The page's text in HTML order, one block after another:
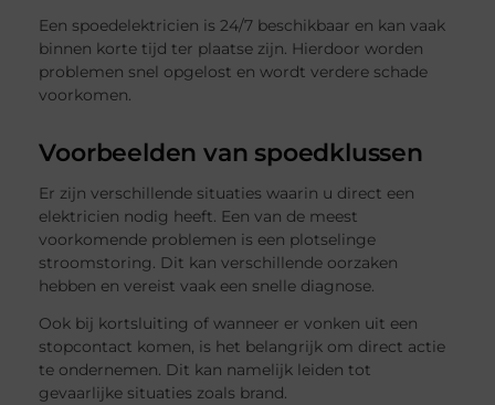
Een spoedelektricien is 24/7 beschikbaar en kan vaak
binnen korte tijd ter plaatse zijn. Hierdoor worden
problemen snel opgelost en wordt verdere schade
voorkomen.
Voorbeelden van spoedklussen
Er zijn verschillende situaties waarin u direct een
elektricien nodig heeft. Een van de meest
voorkomende problemen is een plotselinge
stroomstoring. Dit kan verschillende oorzaken
hebben en vereist vaak een snelle diagnose.
Ook bij kortsluiting of wanneer er vonken uit een
stopcontact komen, is het belangrijk om direct actie
te ondernemen. Dit kan namelijk leiden tot
gevaarlijke situaties zoals brand.